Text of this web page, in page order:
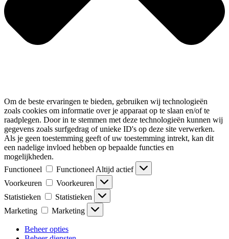
Om de beste ervaringen te bieden, gebruiken wij technologieën
zoals cookies om informatie over je apparaat op te slaan en/of te
raadplegen. Door in te stemmen met deze technologieën kunnen wij
gegevens zoals surfgedrag of unieke ID's op deze site verwerken.
Als je geen toestemming geeft of uw toestemming intrekt, kan dit
een nadelige invloed hebben op bepaalde functies en
mogelijkheden.
Functioneel
FunctioneelAltijd actief
Voorkeuren
Voorkeuren
Statistieken
Statistieken
Marketing
Marketing
Beheer opties